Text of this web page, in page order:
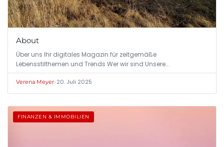
About
Über uns Ihr digitales Magazin für zeitgemäße
Lebensstilthemen und Trends Wer wir sind Unsere…
Verena Meyer•20. Juli 2025
FINANZEN & IMMOBILIEN